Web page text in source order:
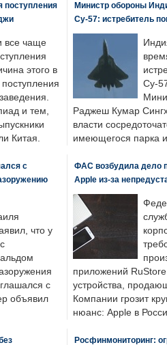
поступления
все чаще
этого в
и тем,
Китая.
Министр обороны
Су-57: истребитель
Су-
Раджеш Кумар
власти
имеющегося парка
с
что у
с
объявил
ФАС возбудила дело
Apple из-за
приложений
устройства,
Компании грозит
нюанс: Apple в
Росфинмониторинг: